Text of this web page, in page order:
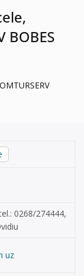
BOBES
0268/274444,
uz